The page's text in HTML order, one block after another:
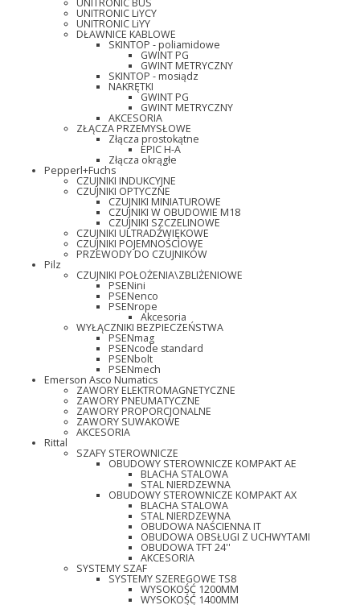
UNITRONIC BUS
UNITRONIC LiYCY
UNITRONIC LiYY
DŁAWNICE KABLOWE
SKINTOP - poliamidowe
GWINT PG
GWINT METRYCZNY
SKINTOP - mosiądz
NAKRĘTKI
GWINT PG
GWINT METRYCZNY
AKCESORIA
ZŁĄCZA PRZEMYSŁOWE
Złącza prostokątne
EPIC H-A
Złącza okrągłe
Pepperl+Fuchs
CZUJNIKI INDUKCYJNE
CZUJNIKI OPTYCZNE
CZUJNIKI MINIATUROWE
CZUJNIKI W OBUDOWIE M18
CZUJNIKI SZCZELINOWE
CZUJNIKI ULTRADŹWIĘKOWE
CZUJNIKI POJEMNOŚCIOWE
PRZEWODY DO CZUJNIKÓW
Pilz
CZUJNIKI POŁOŻENIA\ZBLIŻENIOWE
PSENini
PSENenco
PSENrope
Akcesoria
WYŁĄCZNIKI BEZPIECZEŃSTWA
PSENmag
PSENcode standard
PSENbolt
PSENmech
Emerson Asco Numatics
ZAWORY ELEKTROMAGNETYCZNE
ZAWORY PNEUMATYCZNE
ZAWORY PROPORCJONALNE
ZAWORY SUWAKOWE
AKCESORIA
Rittal
SZAFY STEROWNICZE
OBUDOWY STEROWNICZE KOMPAKT AE
BLACHA STALOWA
STAL NIERDZEWNA
OBUDOWY STEROWNICZE KOMPAKT AX
BLACHA STALOWA
STAL NIERDZEWNA
OBUDOWA NAŚCIENNA IT
OBUDOWA OBSŁUGI Z UCHWYTAMI
OBUDOWA TFT 24''
AKCESORIA
SYSTEMY SZAF
SYSTEMY SZEREGOWE TS8
WYSOKOŚĆ 1200MM
WYSOKOŚĆ 1400MM